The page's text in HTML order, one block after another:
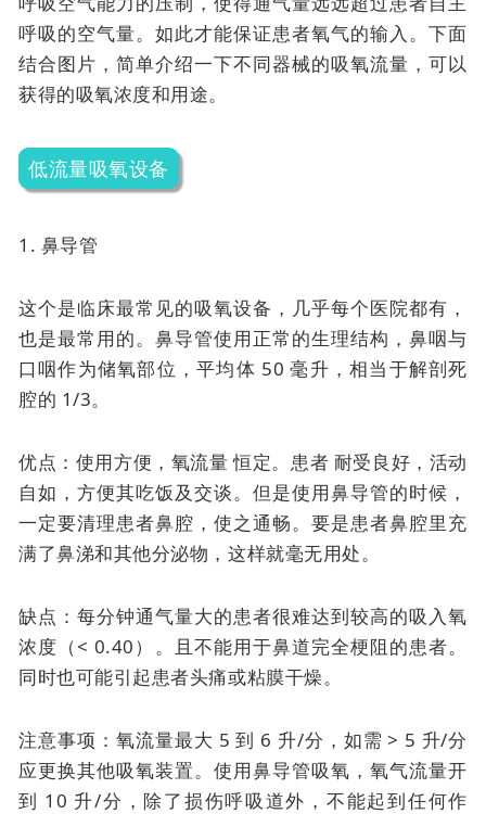
呼吸的空气量。如此才能保证患者氧气的输入。下面
结合图片，简单介绍一下不同器械的吸氧流量，可以
获得的吸氧浓度和用途。
低流量吸氧设备
1. 鼻导管
这个是临床最常见的吸氧设备，几乎每个医院都有，
也是最常用的。鼻导管使用正常的生理结构，鼻咽与
口咽作为储氧部位，平均体 50 毫升，相当于解剖死
腔的 1/3。
优点：使用方便， 氧流量恒定。患者 耐受良好，活动
自如，方便其吃饭及交谈。但是使用鼻导管的时候，
一定要清理患者鼻腔，使之通畅。要是患者鼻腔里充
满了鼻涕和其他分泌物，这样就毫无用处。
缺点：每分钟通气量大的患者很难达到较高的吸入氧
浓度（< 0.40）。且不能用于鼻道完全梗阻的患者。
同时也可能引起患者头痛或粘膜干燥。
注意事项：氧流量最大 5 到 6 升/分，如需 > 5 升/分
应更换其他吸氧装置。使用鼻导管吸氧，氧气流量开
到 10 升/分，除了损伤呼吸道外，不能起到任何作